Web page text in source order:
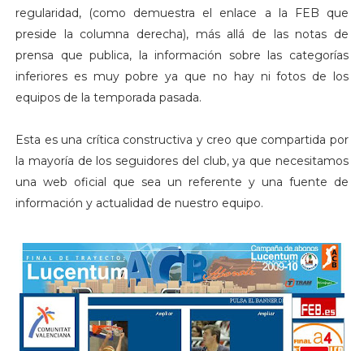
regularidad, (como demuestra el enlace a la FEB que
preside la columna derecha), más allá de las notas de
prensa que publica, la información sobre las categorías
inferiores es muy pobre ya que no hay ni fotos de los
equipos de la temporada pasada.
Esta es una crítica constructiva y creo que compartida por
la mayoría de los seguidores del club, ya que necesitamos
una web oficial que sea un referente y una fuente de
información y actualidad de nuestro equipo.